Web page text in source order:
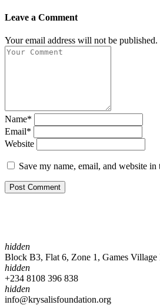
Leave a Comment
Your email address will not be published.
Name*
Email*
Website
Save my name, email, and website
hidden
Block B3, Flat 6, Zone 1, Games Village
hidden
+234 8108 396 838
hidden
info@krysalisfoundation.org